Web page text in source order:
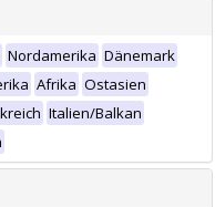
Nordamerika Dänemark
Afrika Ostasien
Italien/Balkan